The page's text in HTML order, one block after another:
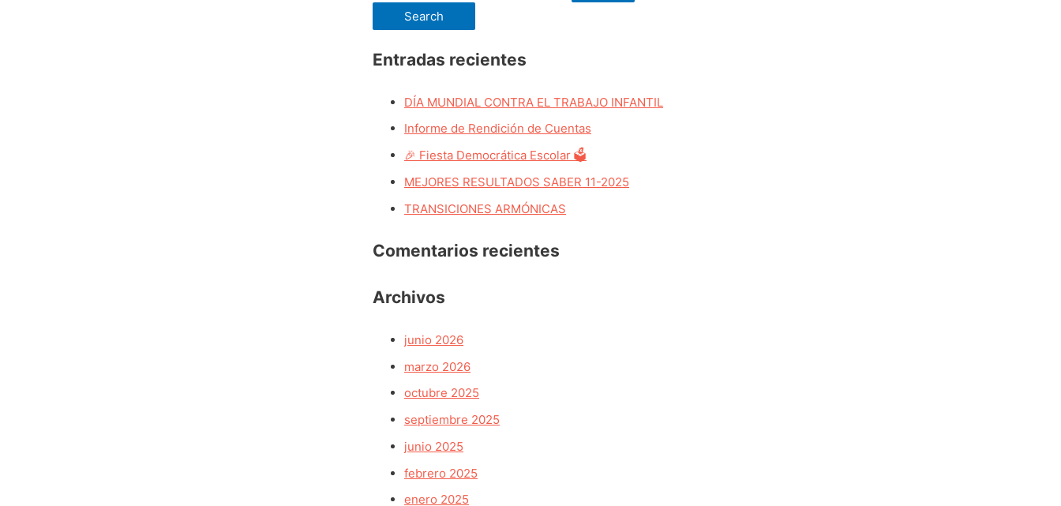
u
s
c
Entradas recientes
DÍA MUNDIAL CONTRA EL TRABAJO INFANTIL
Informe de Rendición de Cuentas
🎉 Fiesta Democrática Escolar 🗳️
MEJORES RESULTADOS SABER 11-2025
TRANSICIONES ARMÓNICAS
Comentarios recientes
Archivos
junio 2026
marzo 2026
octubre 2025
septiembre 2025
junio 2025
febrero 2025
enero 2025